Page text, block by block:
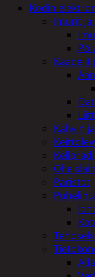
Kodin
Imurit ja
Kaapelit
Kahvin
Paristot